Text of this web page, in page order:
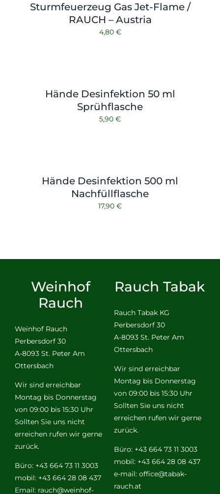
Sturmfeuerzeug Gas Jet-Flame /
RAUCH – Austria
4,80 €
Hände Desinfektion 50 ml
Sprühflasche
5,90 €
Hände Desinfektion 500 ml
Nachfüllflasche
17,90 €
Weinhof
Rauch
Weinhof Rauch
Perbersdorf 30
A-8093 St. Peter Am
Ottersbach
Wir sind erreichbar
Montag bis Donnerstag
von 09:00 bis 15:30 Uhr
Sollten Sie uns nicht
erreichen rufen wir gerne
zurück.
Büro: +43 664 73 11 3003
mobil: +43 664 28 08 437
Email: rauch@weinhof-
Rauch Tabak
Rauch Tabak KG
Perbersdorf 30
A-8093 St. Peter Am
Ottersbach
Wir sind erreichbar
Montag bis Donnerstag
von 09:00 bis 15:30 Uhr
Sollten Sie uns nicht
erreichen rufen wir gerne
zurück.
Büro: +43 664 73 11 3003
mobil: +43 664 28 08 437
e-mail: office@tabak-
rauch.at